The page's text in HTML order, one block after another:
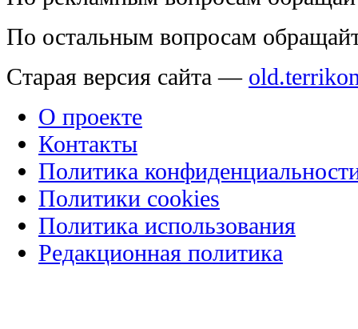
По остальным вопросам
Старая версия сайта —
О проекте
Контакты
Политика
Политики cookies
Политика использования
Редакционная политика